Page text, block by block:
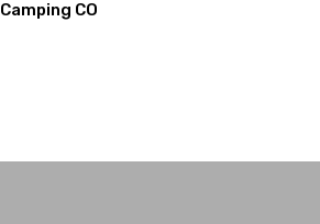
Camping CO